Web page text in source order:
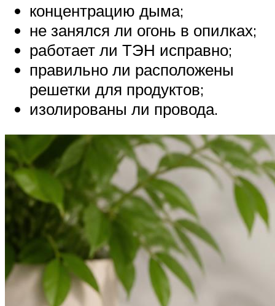
концентрацию дыма;
не занялся ли огонь в опилках;
работает ли ТЭН исправно;
правильно ли расположены
решетки для продуктов;
изолированы ли провода.